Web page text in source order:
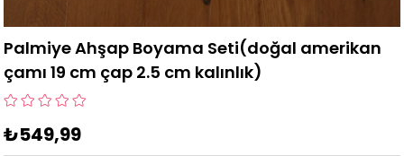
Palmiye Ahşap Boyama Seti(doğal amerikan
çamı 19 cm çap 2.5 cm kalınlık)
₺549,99